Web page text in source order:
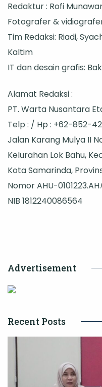
Redaktur : Rofi
Fotografer &
Tim Redaksi: Riadi,
Kaltim
IT dan desain grafis:
Alamat Redaksi :
PT. Warta Nusantara
Telp : / Hp : +62-852-
Jalan Karang Mulya II
Kelurahan Lok Bahu,
Kota Samarinda,
Nomor AHU-
NIB 1812240086564
Advertisement
Recent Posts